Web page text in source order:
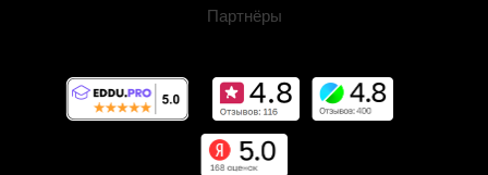
Партнёры